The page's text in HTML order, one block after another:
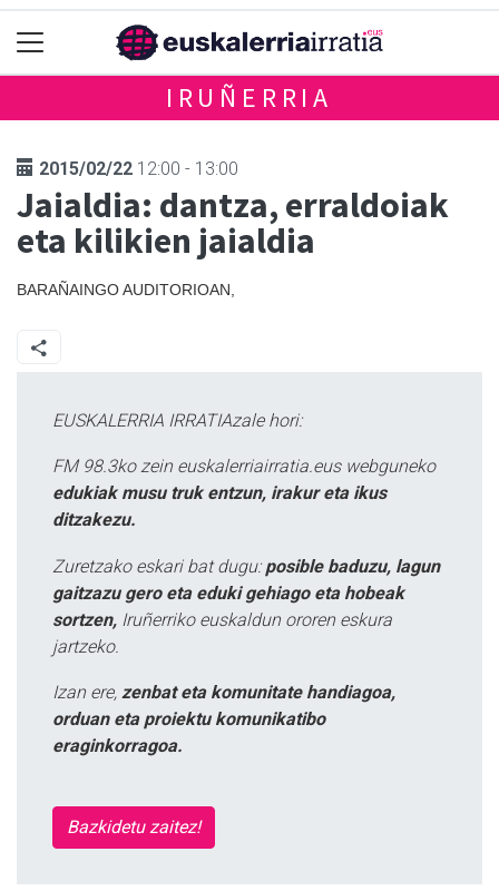
IRUÑERRIA
2015/02/22 12:00 - 13:00
Jaialdia: dantza, erraldoiak
eta kilikien jaialdia
BARAÑAINGO AUDITORIOAN,
EUSKALERRIA IRRATIAzale hori:
FM 98.3ko zein euskalerriairratia.eus webguneko
edukiak musu truk entzun, irakur eta ikus
ditzakezu.
Zuretzako eskari bat dugu: posible baduzu, lagun
gaitzazu gero eta eduki gehiago eta hobeak
sortzen, Iruñerriko euskaldun ororen eskura
jartzeko.
Izan ere, zenbat eta komunitate handiagoa,
orduan eta proiektu komunikatibo
eraginkorragoa.
Bazkidetu zaitez!